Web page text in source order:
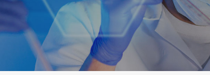
功能性化学
分析化学
小分子定制
多肽定制